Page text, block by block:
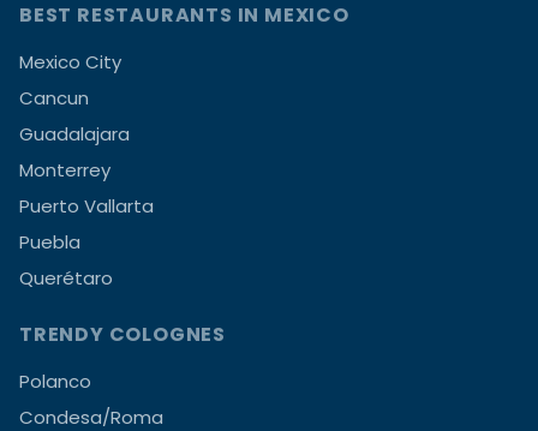
BEST RESTAURANTS IN MEXICO
Mexico City
Cancun
Guadalajara
Monterrey
Puerto Vallarta
Puebla
Querétaro
TRENDY COLOGNES
Polanco
Condesa/Roma